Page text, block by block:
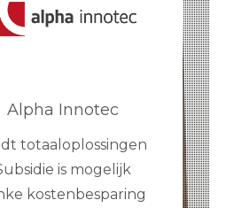
Alpha Innotec
totaaloplossingen
is mogelijk
kostenbesparing